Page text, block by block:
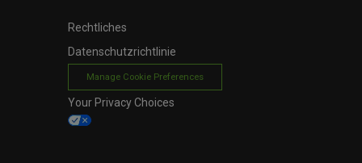
Rechtliches
Datenschutzrichtlinie
Manage Cookie Preferences
Your Privacy Choices